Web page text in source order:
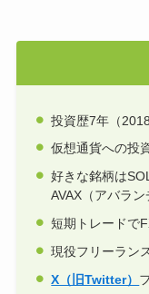
投資歴7年（2018
仮想通貨への投
好きな銘柄は
AVAX（アバラン
短期トレードで
現役フリーラン
X（旧Twitter）